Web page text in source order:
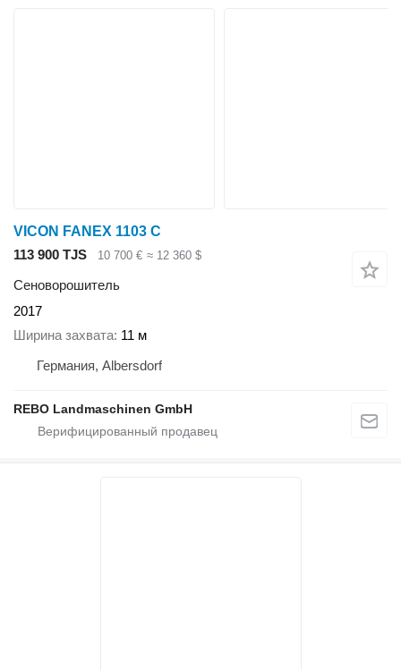
VICON FANEX 1103 C
113 900 TJS
10 700 € ≈ 12 360 $
Сеноворошитель
2017
Ширина захвата 11 м
Германия, Albersdorf
REBO Landmaschinen GmbH